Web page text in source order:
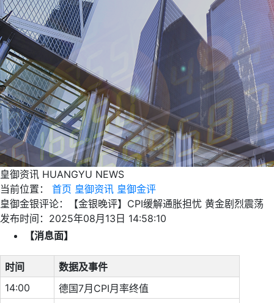
皇御资讯 HUANGYU NEWS
当前位置：
首页 皇御资讯 皇御金评
皇御金银评论：【金银晚评】CPI缓解通胀担忧 黄金剧烈震荡
发布时间：2025年08月13日 14:58:10
【消息面】
时间
数据及事件
14:00
德国7月CPI月率终值